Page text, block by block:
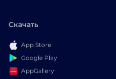
Скачать
App Store
Google Play
AppGallery